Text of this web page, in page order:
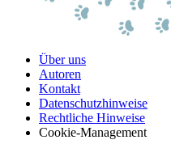
Über uns
Autoren
Kontakt
Datenschutzhinweise
Rechtliche Hinweise
Cookie-Management